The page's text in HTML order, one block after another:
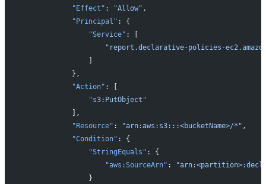
            "Effect"
: "Allow" ,
            "Principal"
: {
                "Service"
: [
"report.declarative-policies-
                ]
            },
            "Action"
: [
                "s3:PutObject"
            ],
            "Resource"
: "arn:aws:s3:::<bucketName>/*" ,
            "Condition"
: {
                "StringEquals"
: {
                    "aws:SourceArn"
:
                }